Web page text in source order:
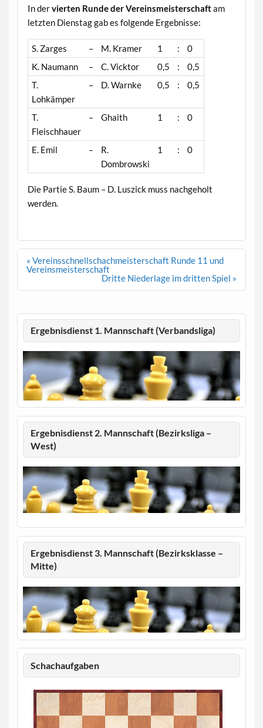
In dervierten Runde der Vereinsmeisterschaftam
letzten Dienstag gab es folgende Ergebnisse:
S. Zarges – M. Kramer 1 :
0
K. Naumann
– C. Vicktor 0,5 :
0,5
T.
Lohkämper
– D. Warnke 0,5 : 0,5
T.
Fleischhauer
– Ghaith 1 : 0
E. Emil –
R.
Dombrowski
1 : 0
Die Partie S. Baum – D. Luszick muss nachgeholt
werden.
Beitragsnavigation
« Vereinsschnellschachmeisterschaft Runde 11 und
Vereinsmeisterschaft
Dritte Niederlage im dritten Spiel »
Ergebnisdienst 1. Mannschaft (Verbandsliga)
Ergebnisdienst 2. Mannschaft (Bezirksliga –
West)
Ergebnisdienst 3. Mannschaft (Bezirksklasse –
Mitte)
Schachaufgaben